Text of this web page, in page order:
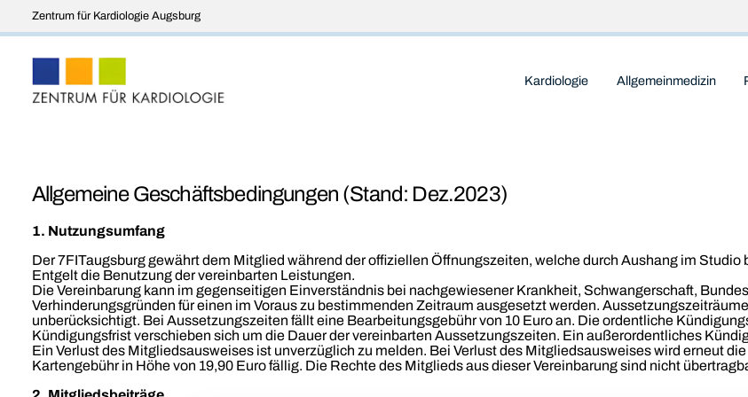
Zentrum für Kardiologie Augsburg
Kardiologie Allgemeinmedizin
Allgemeine Geschäftsbedingungen (Stand: Dez.2023)
1. Nutzungsumfang
Der 7FITaugsburg gewährt dem Mitglied während der offiziellen Öffnungszeiten, welche durch Aushang im
Entgelt die Benutzung der vereinbarten Leistungen.
Die Vereinbarung kann im gegenseitigen Einverständnis bei nachgewiesener Krankheit, Schwangerschaft,
Verhinderungsgründen für einen im Voraus zu bestimmenden Zeitraum ausgesetzt werden.
unberücksichtigt. Bei Aussetzungszeiten fällt eine Bearbeitungsgebühr von 10 Euro an. Die ordentliche
Kündigungsfrist verschieben sich um die Dauer der vereinbarten Aussetzungszeiten. Ein außerordentliches
Ein Verlust des Mitgliedsausweises ist unverzüglich zu melden. Bei Verlust des Mitgliedsausweises wird erneut die
Kartengebühr in Höhe von 19,90 Euro fällig. Die Rechte des Mitglieds aus dieser Vereinbarung sind nicht